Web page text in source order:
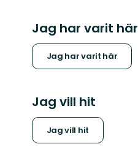
Jag har varit här
Jag har varit här
Jag vill hit
Jag vill hit